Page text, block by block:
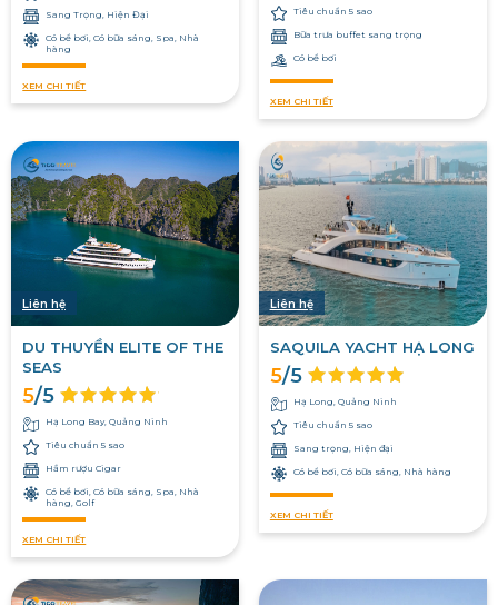
Sang Trọng, Hiện Đại
Có bể bơi, Có bữa sáng, Spa, Nhà
hàng
XEM CHI TIẾT
Tiêu chuẩn 5 sao
Bữa trưa buffet sang trọng
Có bể bơi
XEM CHI TIẾT
Liên hệ
DU THUYỀN ELITE OF THE
SEAS
5/5
Hạ Long Bay, Quảng Ninh
Tiêu chuẩn 5 sao
Hầm rượu Cigar
Có bể bơi, Có bữa sáng, Spa, Nhà
hàng, Golf
XEM CHI TIẾT
Liên hệ
SAQUILA YACHT HẠ LONG
5/5
Hạ Long, Quảng Ninh
Tiêu chuẩn 5 sao
Sang trọng, Hiện đại
Có bể bơi, Có bữa sáng, Nhà hàng
XEM CHI TIẾT